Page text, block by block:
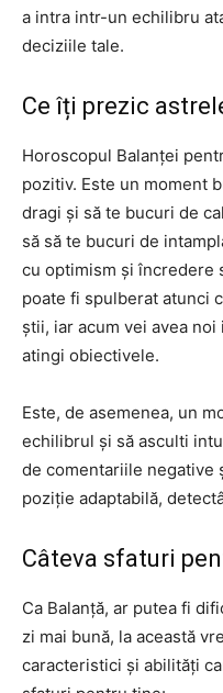
a intra intr-un echilibru
deciziile tale.
Ce îți prezic
Horoscopul Balanței
pozitiv. Este un moment
dragi și să te bucuri de
să să te bucuri de
cu optimism și încredere
poate fi spulberat atunci
știi, iar acum vei avea
atingi obiectivele.
Este, de asemenea, un
echilibrul și să asculti
de comentariile negative
poziție adaptabilă,
Câteva sfaturi
Ca Balanță, ar putea fi
zi mai bună, la această
caracteristici și abilități